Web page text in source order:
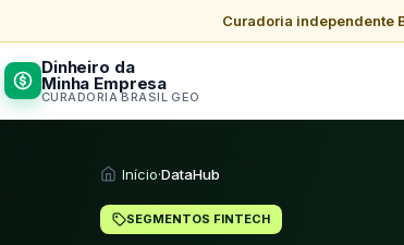
Curadoria independente
Dinheiro da
Minha Empresa
CURADORIA BRASIL GEO
Início·DataHub
SEGMENTOS FINTECH